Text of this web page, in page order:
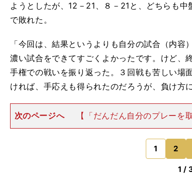
ようとしたが、12－21、８－21と、どちらも
で敗れた。
「今回は、結果というよりも自分の試合（内
濃い試合をできてすごくよかったです。けど、
手権での戦いを振り返った。３回戦も苦しい場
ければ、手応えも得られたのだろうが、負け方
次のページへ
【「だんだん自分のプレーを
若くして世界の第一線に踏み込んだ宮崎には
回る。若き全日本女王であり、ロサンゼルス五
ク８位（８月26日更新
1 2
1 /